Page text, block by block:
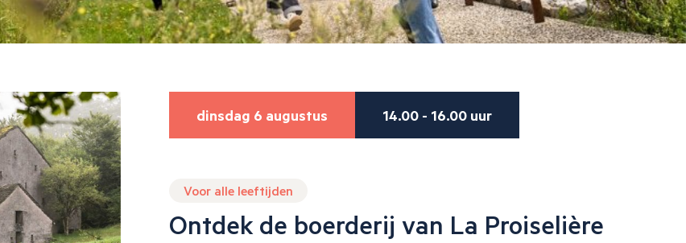
dinsdag 6 augustus 14.00 - 16.00 uur
Voor alle leeftijden
Ontdek de boerderij van La Proiselière